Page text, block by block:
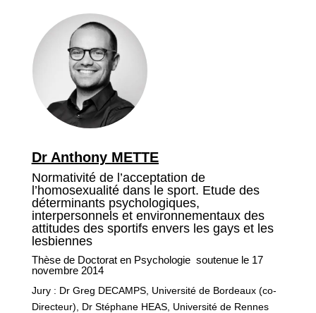
Dr Anthony METTE
Normativité de l’acceptation de
l’homosexualité dans le sport. Etude des
déterminants psychologiques,
interpersonnels et environnementaux des
attitudes des sportifs envers les gays et les
lesbiennes
Thèse de Doctorat en Psychologie soutenue le 17
novembre 2014
Jury : Dr Greg DECAMPS, Université de Bordeaux (co-
Directeur), Dr Stéphane HEAS, Université de Rennes